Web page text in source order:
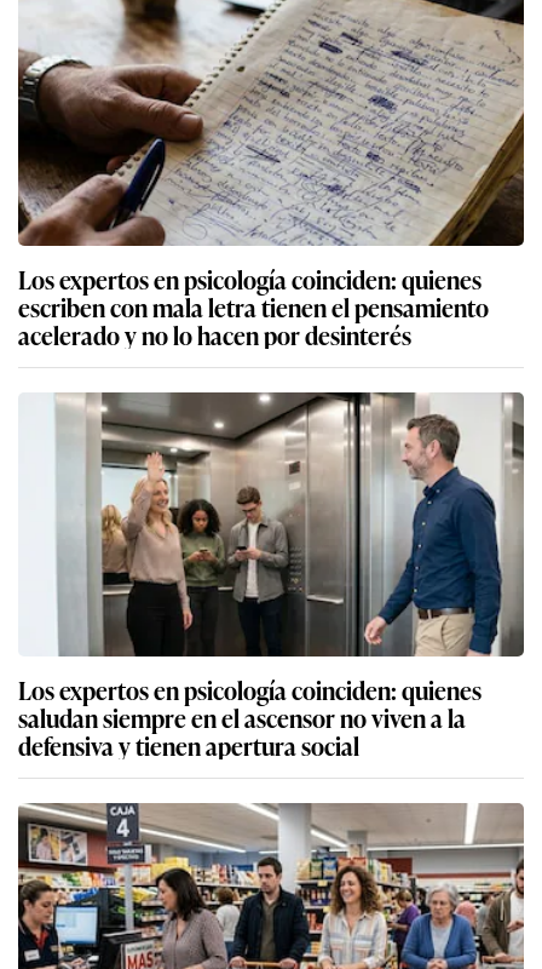
Los expertos en psicología coinciden: quienes
escriben con mala letra tienen el pensamiento
acelerado y no lo hacen por desinterés
Los expertos en psicología coinciden: quienes
saludan siempre en el ascensor no viven a la
defensiva y tienen apertura social